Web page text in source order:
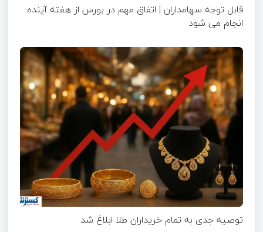
قابل توجه سهامداران | اتفاق مهم در بورس از هفته آینده
انجام می شود
توصیه جدی به تمام خریداران طلا ابلاغ شد